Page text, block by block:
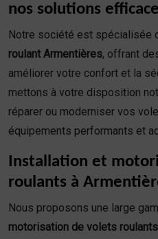
nos solutions
Notre société est spécialisée
roulant Armentières, offrant
améliorer votre confort et la
mettons à votre disposition
réparer ou moderniser vos
équipements performants et
Installation et
roulants à
Nous proposons une large
motorisation de volets roulants